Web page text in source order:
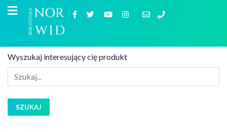
Wyszukaj interesujący cię produkt
SZUKAJ